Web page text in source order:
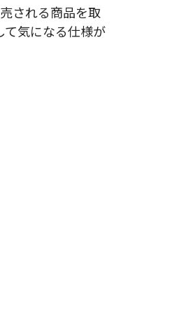
される商品を取
て気になる仕様が